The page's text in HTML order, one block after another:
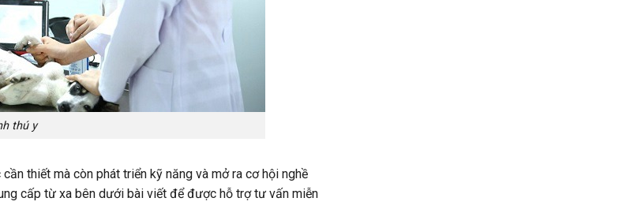
thú y
thiết mà còn phát triển kỹ năng và mở ra cơ hội nghề
cấp từ xa bên dưới bài viết để được hỗ trợ tư vấn miễn